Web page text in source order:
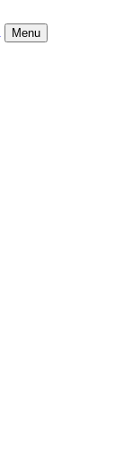
Menu